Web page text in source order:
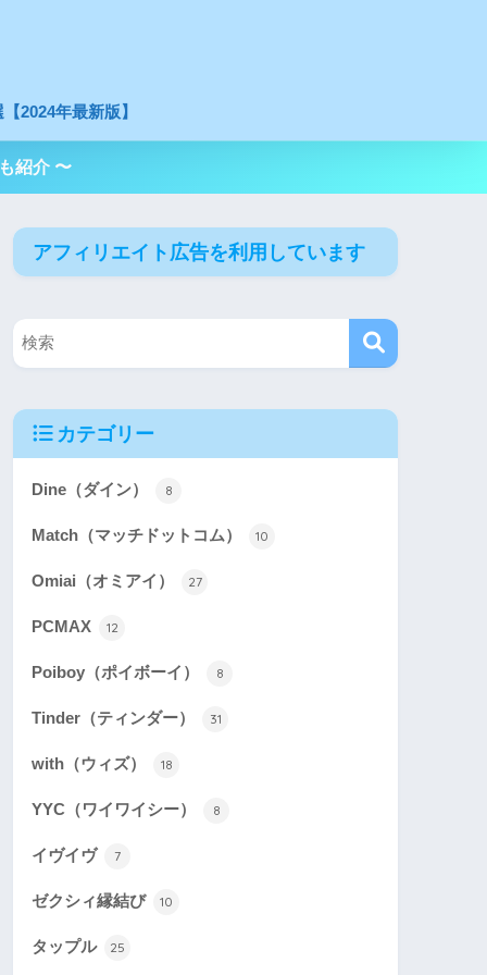
2024年最新版】
紹介 〜
アフィリエイト広告を利用しています
カテゴリー
Dine（ダイン） 8
Match（マッチドットコム） 10
Omiai（オミアイ） 27
PCMAX 12
Poiboy（ポイボーイ） 8
Tinder（ティンダー） 31
with（ウィズ） 18
YYC（ワイワイシー） 8
イヴイヴ 7
ゼクシィ縁結び 10
タップル 25